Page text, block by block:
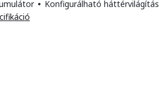
• Konfigurálható háttérvilágítás